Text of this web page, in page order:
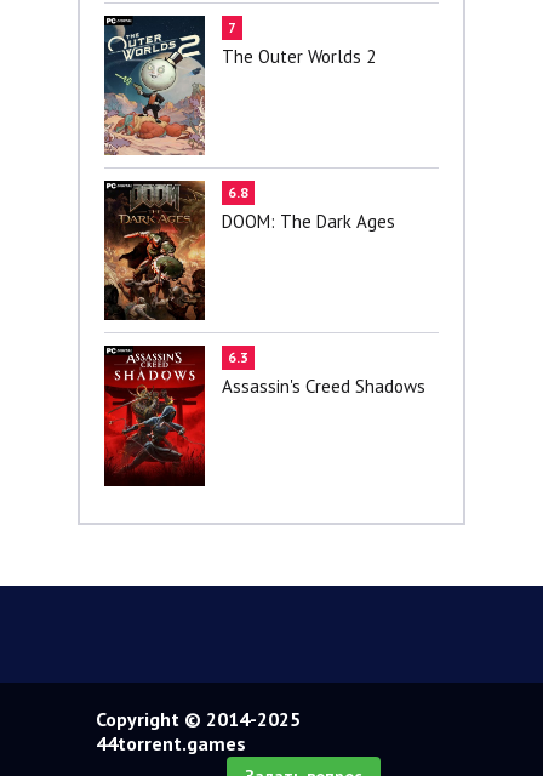
7
The Outer Worlds 2
6.8
DOOM: The Dark Ages
6.3
Assassin's Creed Shadows
Copyright © 2014-2025
44torrent.games